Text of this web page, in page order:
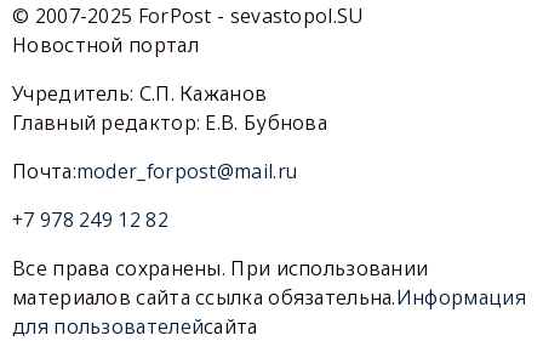
© 2007-2025 ForPost - sevastopol.SU
Новостной портал
Учредитель: С.П. Кажанов
Главный редактор: Е.В. Бубнова
Почта:moder_forpost@mail.ru
+7 978 249 12 82
Все права сохранены. При использовании
материалов сайта ссылка обязательна.Информация
для пользователейсайта